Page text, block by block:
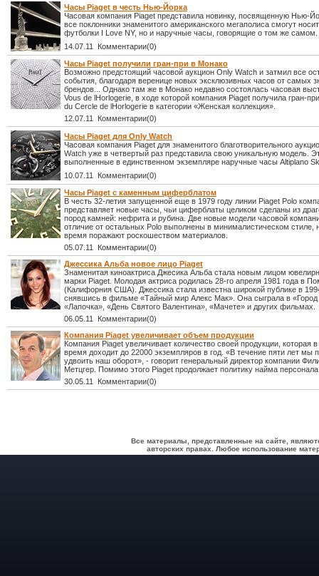
Часы Piaget в честь Нью-Йорка
Часовая компания Piaget представила новинку, посвященную Нью-
все поклонники знаменитого американского мегаполиса смогут
футболки I Love NY, но и наручные часы, говорящие о том же самом.
14.07.11 Комментарии(0)
Часы Piaget получили гран-при в Монако
Возможно предстоящий часовой аукцион Only Watch и затмил все
события, благодаря веренице новых эксклюзивных часов от самых
брендов... Однако там же в Монако недавно состоялась часовая
Vous de lHorlogerie, в ходе которой компания Piaget получила гран-
du Cercle de lHorlogerie в категории «Женская коллекция».
12.07.11 Комментарии(0)
Часы Piaget для Only Watch
Часовая компания Piaget для знаменитого благотворительного
Watch уже в четвертый раз представила свою уникальную модель.
выполненные в единственном экземпляре наручные часы Altiplano
10.07.11 Комментарии(0)
Часы Piaget с каменным циферблатом
В честь 32-летия запущенной еще в 1979 году линии Piaget Polo
представляет новые часы, чьи циферблаты целиком сделаны из
пород камней: нефрита и рубина. Две новые модели часовой
отличие от остальных Polo выполнены в минималистическом стиле,
время поражают роскошеством материалов.
05.07.11 Комментарии(0)
Джессика Альба новое лицо Piaget
Знаменитая киноактриса Джесика Альба стала новым лицом
марки Piaget. Молодая актриса родилась 28-го апреля 1981 года в
(Калифорния США). Джессика стала известна широкой публике в
снявшись в фильме «Тайный мир Алекс Мак». Она сыграла в «Город
«Лапочка», «День Святого Валентина», «Мачете» и других фильмах.
06.05.11 Комментарии(0)
Компания Piaget увеличивает объем продукции
Компания Piaget увеличивает количество своей продукции, которая
время доходит до 22000 экземпляров в год. «В течение пяти лет мы
удвоить наш оборот», - говорит генеральный директор компании
Метцгер. Помимо этого Piaget продолжает политику найма
30.05.11 Комментарии(0)
Все материалы, представленные на сайте,
авторских правах. Любое использование